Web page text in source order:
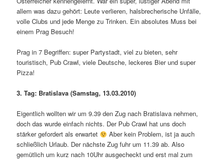
allem was dazu gehört: Leute verlieren, halsbrecherische Unfälle,
volle Clubs und jede Menge zu Trinken. Ein absolutes Muss bei
einem Prag Besuch!
Prag in 7 Begriffen: super Partystadt, viel zu bieten, sehr
touristisch, Pub Crawl, viele Deutsche, leckeres Bier und super
Pizza!
3. Tag: Bratislava (Samstag, 13.03.2010)
Eigentlich wollten wir um 9.39 den Zug nach Bratislava nehmen,
doch das wurde einfach nichts. Der Pub Crawl hat uns doch
stärker gefordert als erwartet
Aber kein Problem, ist ja auch
schließlich Urlaub. Der nächste Zug fuhr um 11.39 ab. Also
gemütlich um kurz nach 10Uhr ausgecheckt und erst mal zum